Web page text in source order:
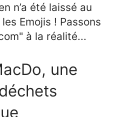
n’a été laissé au
Emojis ! Passons
à la réalité...
une